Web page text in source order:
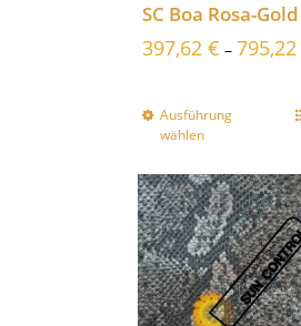
SC Boa Rosa-Gold
397,62 € – 795,22
Ausführung
wählen